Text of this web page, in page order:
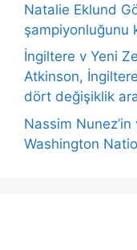
Natalie Eklund
şampiyonluğunu
İngiltere v Yeni
Atkinson,
dört değişiklik
Nassim
Washington